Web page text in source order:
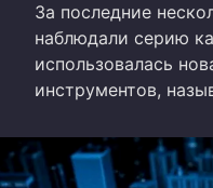
За последние
наблюдали серию
использовалась
инструментов,